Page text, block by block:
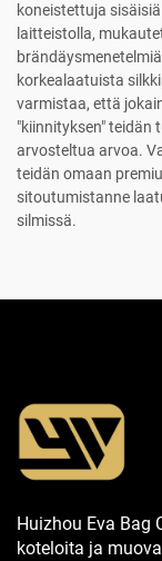
koneistettuja
laitteistolla,
korkealaatuista
varmistaa, että
"kiinnityksen" teidän
arvosteltua arvoa.
teidän omaan
sitoutumistanne
silmissä.
Huizhou Eva Bag
koteloita ja